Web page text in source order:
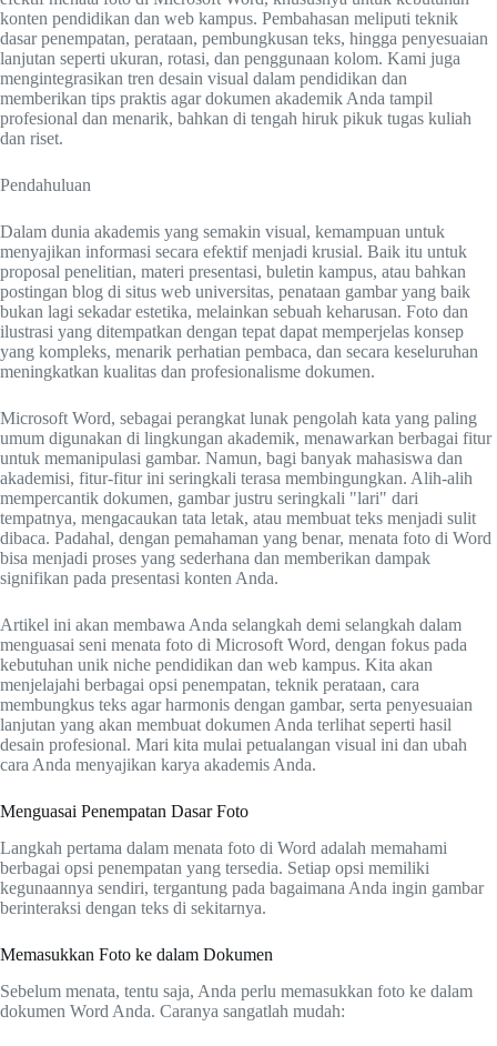
konten pendidikan dan web kampus. Pembahasan meliputi teknik
dasar penempatan, perataan, pembungkusan teks, hingga penyesuaian
lanjutan seperti ukuran, rotasi, dan penggunaan kolom. Kami juga
mengintegrasikan tren desain visual dalam pendidikan dan
memberikan tips praktis agar dokumen akademik Anda tampil
profesional dan menarik, bahkan di tengah hiruk pikuk tugas kuliah
dan riset.
Pendahuluan
Dalam dunia akademis yang semakin visual, kemampuan untuk
menyajikan informasi secara efektif menjadi krusial. Baik itu untuk
proposal penelitian, materi presentasi, buletin kampus, atau bahkan
postingan blog di situs web universitas, penataan gambar yang baik
bukan lagi sekadar estetika, melainkan sebuah keharusan. Foto dan
ilustrasi yang ditempatkan dengan tepat dapat memperjelas konsep
yang kompleks, menarik perhatian pembaca, dan secara keseluruhan
meningkatkan kualitas dan profesionalisme dokumen.
Microsoft Word, sebagai perangkat lunak pengolah kata yang paling
umum digunakan di lingkungan akademik, menawarkan berbagai fitur
untuk memanipulasi gambar. Namun, bagi banyak mahasiswa dan
akademisi, fitur-fitur ini seringkali terasa membingungkan. Alih-alih
mempercantik dokumen, gambar justru seringkali "lari" dari
tempatnya, mengacaukan tata letak, atau membuat teks menjadi sulit
dibaca. Padahal, dengan pemahaman yang benar, menata foto di Word
bisa menjadi proses yang sederhana dan memberikan dampak
signifikan pada presentasi konten Anda.
Artikel ini akan membawa Anda selangkah demi selangkah dalam
menguasai seni menata foto di Microsoft Word, dengan fokus pada
kebutuhan unik niche pendidikan dan web kampus. Kita akan
menjelajahi berbagai opsi penempatan, teknik perataan, cara
membungkus teks agar harmonis dengan gambar, serta penyesuaian
lanjutan yang akan membuat dokumen Anda terlihat seperti hasil
desain profesional. Mari kita mulai petualangan visual ini dan ubah
cara Anda menyajikan karya akademis Anda.
Menguasai Penempatan Dasar Foto
Langkah pertama dalam menata foto di Word adalah memahami
berbagai opsi penempatan yang tersedia. Setiap opsi memiliki
kegunaannya sendiri, tergantung pada bagaimana Anda ingin gambar
berinteraksi dengan teks di sekitarnya.
Memasukkan Foto ke dalam Dokumen
Sebelum menata, tentu saja, Anda perlu memasukkan foto ke dalam
dokumen Word Anda. Caranya sangatlah mudah: